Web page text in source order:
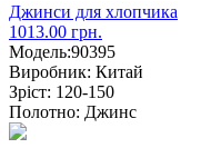
Джинси для хлопчика
1013.00 грн.
Модель:90395
Виробник: Китай
Зріст: 120-150
Полотно: Джинс